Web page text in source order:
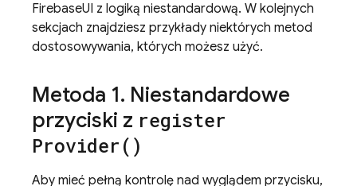
FirebaseUI z logiką niestandardową. W kolejnych
sekcjach znajdziesz przykłady niektórych metod
dostosowywania, których możesz użyć.
Metoda 1. Niestandardowe
przyciski z register
Provider()
Aby mieć pełną kontrolę nad wyglądem przycisku,